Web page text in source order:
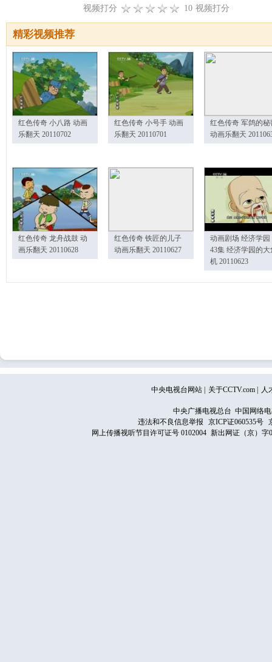
视频打分 10 视频打分
精彩视频推荐
红色传奇 小八路 动画
乐翻天 20110702
红色传奇 小号手 动画
乐翻天 20110701
红色传奇 军鸽的秘
动画乐翻天
红色传奇 龙舟战鼓 动
画乐翻天 20110628
红色传奇 铁匠的儿子
动画乐翻天 20110627
动画剧场 经济学园
43集 经济学园的大
机 20110623
中央电视台网站 关于CCTV.com 人
中央广播电视总台 中国网络
违法和不良信息举报
京ICP证060535号
网上传播视听节目许可证号 0102004 新出网证（京）